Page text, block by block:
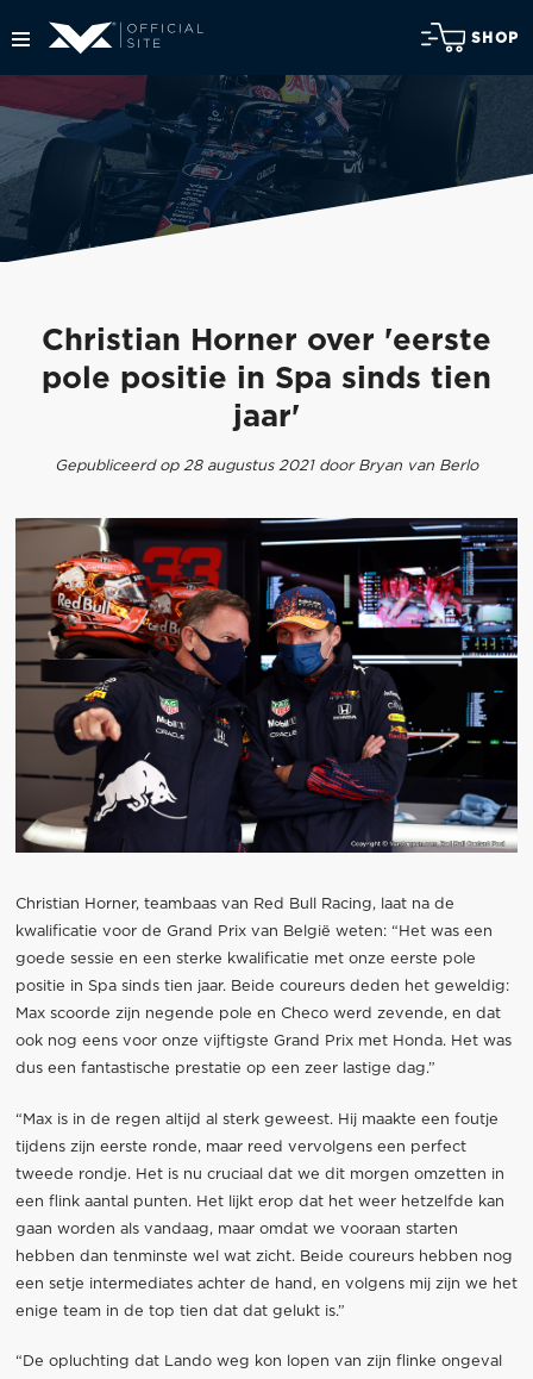
SHOP
Christian Horner over 'eerste
pole positie in Spa sinds tien
jaar'
Gepubliceerd op 28 augustus 2021 door Bryan van Berlo
Christian Horner, teambaas van Red Bull Racing, laat na de
kwalificatie voor de Grand Prix van België weten: “Het was een
goede sessie en een sterke kwalificatie met onze eerste pole
positie in Spa sinds tien jaar. Beide coureurs deden het geweldig:
Max scoorde zijn negende pole en Checo werd zevende, en dat
ook nog eens voor onze vijftigste Grand Prix met Honda. Het was
dus een fantastische prestatie op een zeer lastige dag.”
“Max is in de regen altijd al sterk geweest. Hij maakte een foutje
tijdens zijn eerste ronde, maar reed vervolgens een perfect
tweede rondje. Het is nu cruciaal dat we dit morgen omzetten in
een flink aantal punten. Het lijkt erop dat het weer hetzelfde kan
gaan worden als vandaag, maar omdat we vooraan starten
hebben dan tenminste wel wat zicht. Beide coureurs hebben nog
een setje intermediates achter de hand, en volgens mij zijn we het
enige team in de top tien dat dat gelukt is.”
“De opluchting dat Lando weg kon lopen van zijn flinke ongeval